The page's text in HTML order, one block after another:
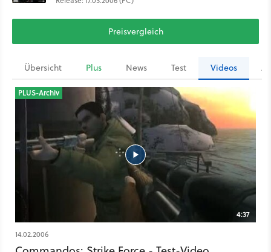
Preisvergleich
Übersicht Plus News Test Videos
4:37
PLUS-Archiv
14.02.2006